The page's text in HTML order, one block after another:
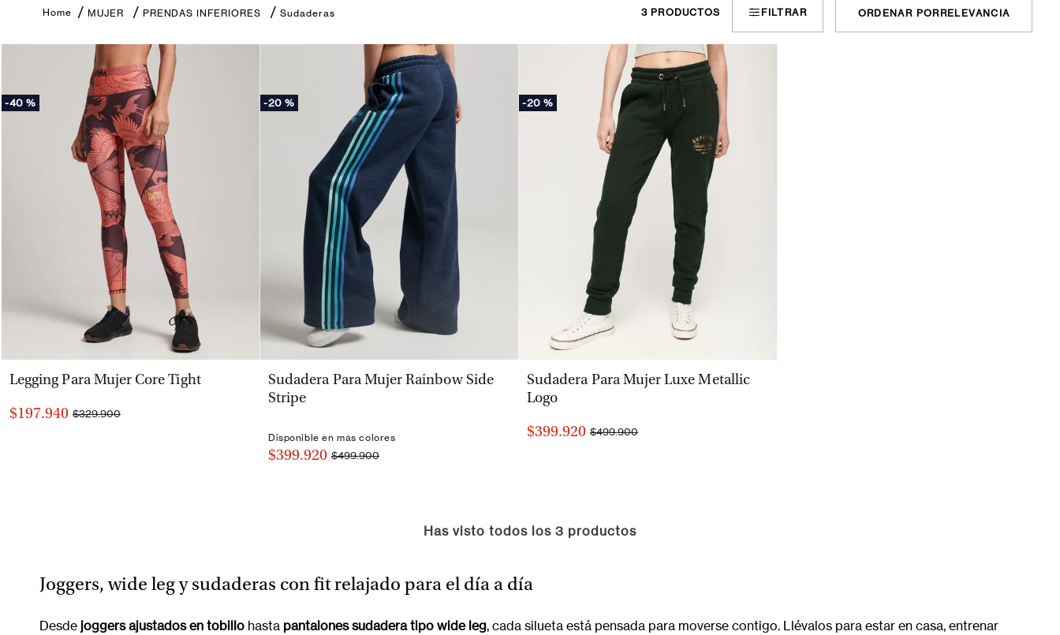
MUJER PRENDAS INFERIORES Sudaderas 3 PRODUCTOS FILTRAR ORDENAR PORRELEVANCIA
-40 %
VISTA RÁPIDA
Legging Para Mujer Core Tight
$197.940 $329.900
-20 %
VISTA RÁPIDA
Sudadera Para Mujer Rainbow Side
Stripe
Disponible en más colores
$399.920 $499.900
-20 %
VISTA RÁPIDA
Sudadera Para Mujer Luxe Metallic
Logo
$399.920 $499.900
Has visto todos los 3 productos
Joggers, wide leg y sudaderas con fit relajado para el día a día
Desde joggers ajustados en tobillo hasta pantalones sudadera tipo wide leg, cada silueta está pensada para moverse contigo. Llévalos para estar en casa, entrenar